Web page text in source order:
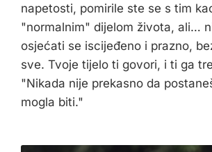
napetosti, pomirile ste se s tim
"normalnim" dijelom života, ali…
osjećati se iscijeđeno i prazno,
sve. Tvoje tijelo ti govori, i ti ga
"Nikada nije prekasno da
mogla biti."